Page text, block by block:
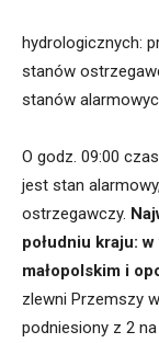
hydrologicznych:
stanów
stanów
O godz. 09:00
jest stan
ostrzegawczy.
południu kraju:
małopolskim i
zlewni Przemszy
podniesiony z 2 na